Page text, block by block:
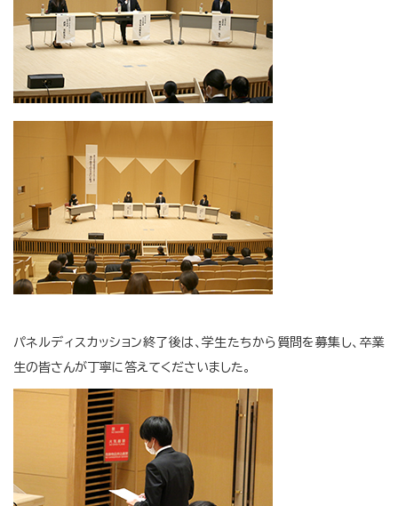
パネルディスカッション終了後は、学生たちから質問を募集し、卒業
生の皆さんが丁寧に答えてくださいました。